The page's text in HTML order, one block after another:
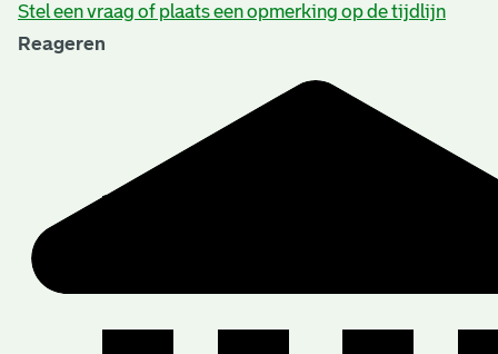
Stel een vraag of plaats een opmerking op de tijdlijn
Reageren